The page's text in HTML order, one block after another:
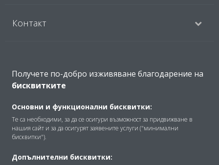
Контакт
Правна информация
Политика за защита на данните
Корпоративна етика
Получете по-добро изживяване благодарение на
бисквитките
Основни и функционални бисквитки:
Те са необходими, за да се осигури възможност за придвижване в
нашия сайт и за да осигурят заявените услуги ("минимални
бисквитки").
Допълнителни бисквитки: